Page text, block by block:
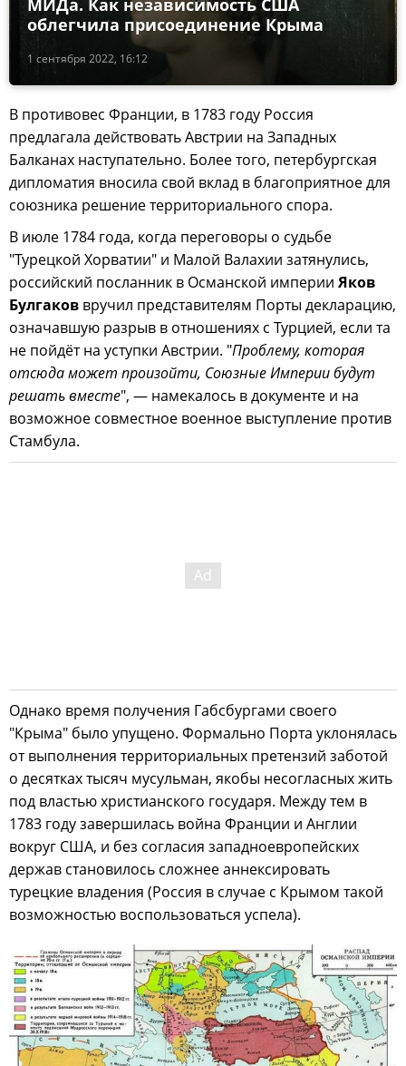
1 сентября 2022, 16:12
МИДа. Как независимость США
облегчила присоединение Крыма
В противовес Франции, в 1783 году Россия
предлагала действовать Австрии на Западных
Балканах наступательно. Более того, петербургская
дипломатия вносила свой вклад в благоприятное для
союзника решение территориального спора.
В июле 1784 года, когда переговоры о судьбе
"Турецкой Хорватии" и Малой Валахии затянулись,
российский посланник в Османской империи Яков
Булгаков вручил представителям Порты декларацию,
означавшую разрыв в отношениях с Турцией, если та
не пойдёт на уступки Австрии. "Проблему, которая
отсюда может произойти, Союзные Империи будут
решать вместе", — намекалось в документе и на
возможное совместное военное выступление против
Стамбула.
Однако время получения Габсбургами своего
"Крыма" было упущено. Формально Порта уклонялась
от выполнения территориальных претензий заботой
о десятках тысяч мусульман, якобы несогласных жить
под властью христианского государя. Между тем в
1783 году завершилась война Франции и Англии
вокруг США, и без согласия западноевропейских
держав становилось сложнее аннексировать
турецкие владения (Россия в случае с Крымом такой
возможностью воспользоваться успела).